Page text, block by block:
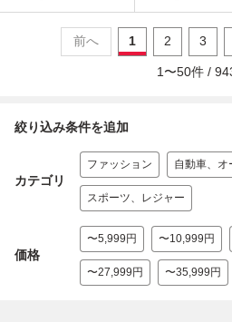
前へ 1 2 3
1 〜50件 /
絞り込み条件を追加
カテゴリ
ファッション 自動車、オ
スポーツ、レジャー
価格
〜5,999円 〜10,999円
〜27,999円 〜35,999円